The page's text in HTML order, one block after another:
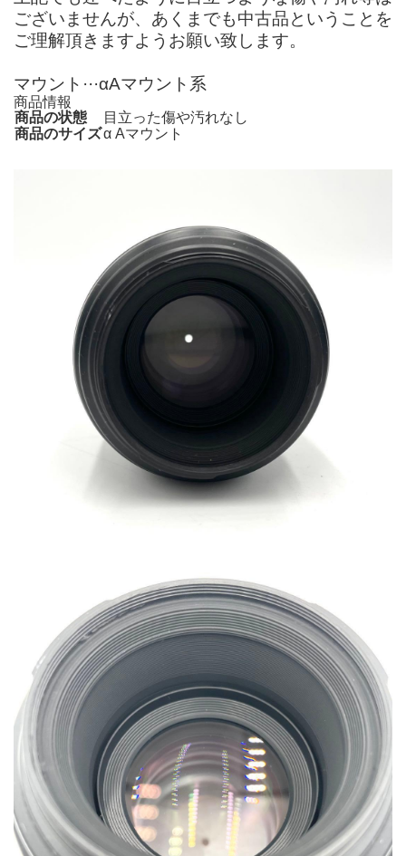
ございませんが、あくまでも中古品ということを
ご理解頂きますようお願い致します。
マウント···αAマウント系
商品情報
商品の状態
目立った傷や汚れなし
商品のサイズα Aマウント